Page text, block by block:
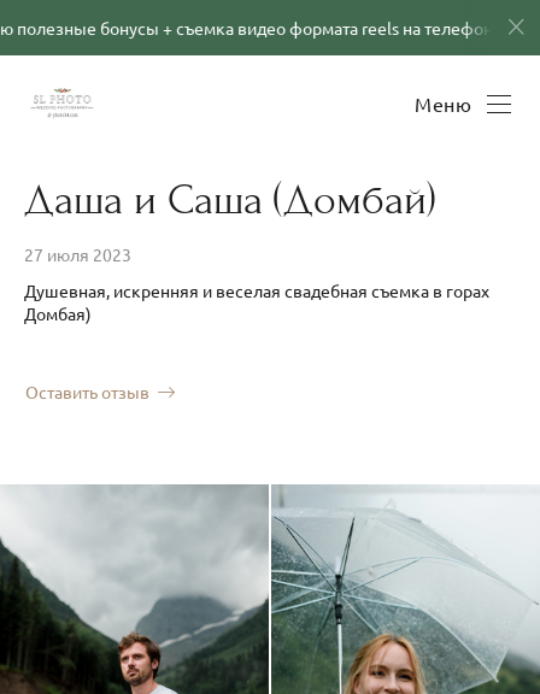
видео формата reels на телефон в подарок! Подробности
Меню
Даша и Саша (Домбай)
27 июля 2023
Душевная, искренняя и веселая свадебная съемка в горах
Домбая)
Оставить отзыв